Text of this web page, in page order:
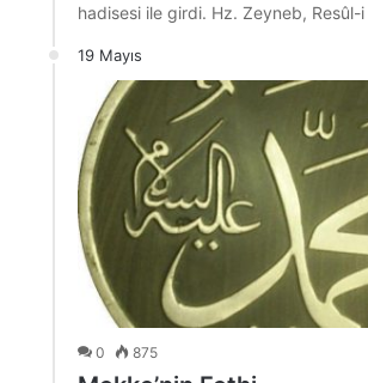
hadisesi ile girdi. Hz. Zeyneb, Resûl-
19 Mayıs
0 875